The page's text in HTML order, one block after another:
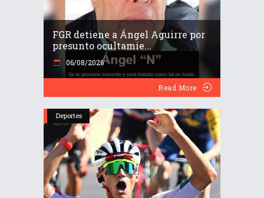
FGR detiene a Ángel Aguirre por
presunto ocultamie...
06/08/2026
Read More
Deportes